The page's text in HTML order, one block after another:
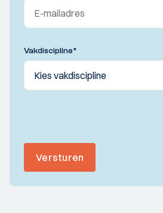
Vakdiscipline*
Versturen